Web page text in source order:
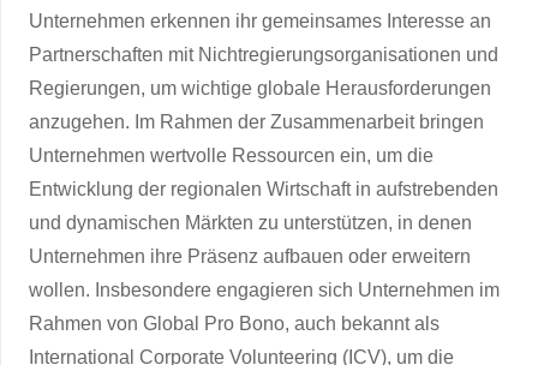
Unternehmen erkennen ihr gemeinsames Interesse an
Partnerschaften mit Nichtregierungsorganisationen und
Regierungen, um wichtige globale Herausforderungen
anzugehen. Im Rahmen der Zusammenarbeit bringen
Unternehmen wertvolle Ressourcen ein, um die
Entwicklung der regionalen Wirtschaft in aufstrebenden
und dynamischen Märkten zu unterstützen, in denen
Unternehmen ihre Präsenz aufbauen oder erweitern
wollen. Insbesondere engagieren sich Unternehmen im
Rahmen von Global Pro Bono, auch bekannt als
International Corporate Volunteering (ICV), um die